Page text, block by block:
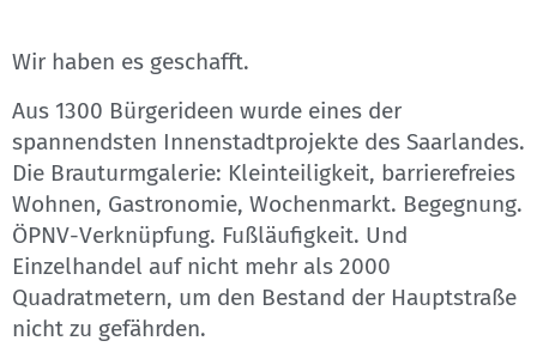
Wir haben es geschafft.
Aus 1300 Bürgerideen wurde eines der
spannendsten Innenstadtprojekte des Saarlandes.
Die Brauturmgalerie: Kleinteiligkeit, barrierefreies
Wohnen, Gastronomie, Wochenmarkt. Begegnung.
ÖPNV-Verknüpfung. Fußläufigkeit. Und
Einzelhandel auf nicht mehr als 2000
Quadratmetern, um den Bestand der Hauptstraße
nicht zu gefährden.